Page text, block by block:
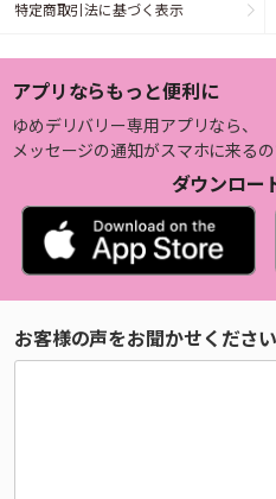
特定商取引法に基づく表示
アプリならもっと便利に
ゆめデリバリー専用アプリなら、
メッセージの通知がスマホに来るの
ダウンロー
お客様の声をお聞かせください